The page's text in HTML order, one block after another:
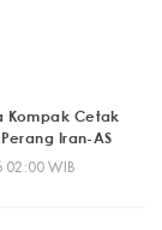
Kompak Cetak
Iran-AS
WIB